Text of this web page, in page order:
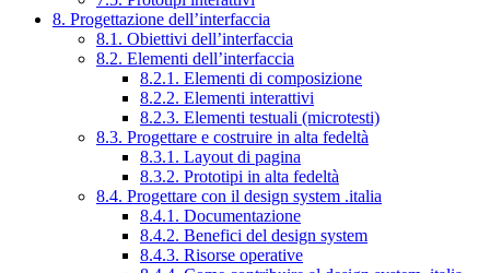
8. Progettazione dell’interfaccia
8.1. Obiettivi dell’interfaccia
8.2. Elementi dell’interfaccia
8.2.1. Elementi di composizione
8.2.2. Elementi interattivi
8.2.3. Elementi testuali (microtesti)
8.3. Progettare e costruire in alta fedeltà
8.3.1. Layout di pagina
8.3.2. Prototipi in alta fedeltà
8.4. Progettare con il design system .italia
8.4.1. Documentazione
8.4.2. Benefici del design system
8.4.3. Risorse operative